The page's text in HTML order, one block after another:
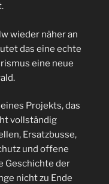
wieder näher an
das eine echte
eine neue
Projekts, das
vollständig
Ersatzbusse,
und offene
Geschichte der
nicht zu Ende